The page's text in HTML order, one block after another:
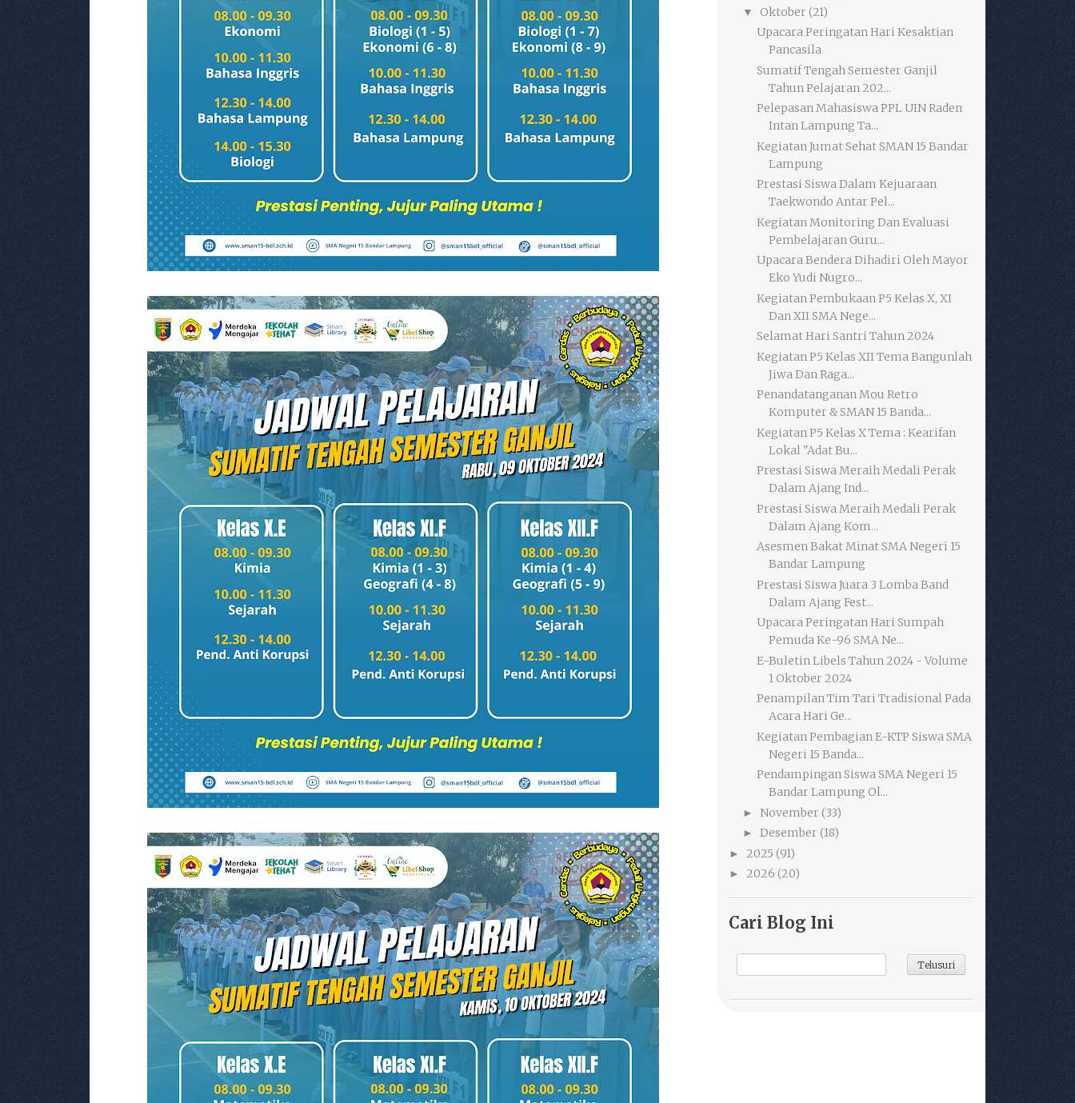
▼ Oktober (21)
Upacara Peringatan Hari Kesaktian
Pancasila
Sumatif Tengah Semester Ganjil
Tahun Pelajaran 202...
Pelepasan Mahasiswa PPL UIN Raden
Intan Lampung Ta...
Kegiatan Jumat Sehat SMAN 15 Bandar
Lampung
Prestasi Siswa Dalam Kejuaraan
Taekwondo Antar Pel...
Kegiatan Monitoring Dan Evaluasi
Pembelajaran Guru...
Upacara Bendera Dihadiri Oleh Mayor
Eko Yudi Nugro...
Kegiatan Pembukaan P5 Kelas X, XI
Dan XII SMA Nege...
Selamat Hari Santri Tahun 2024
Kegiatan P5 Kelas XII Tema Bangunlah
Jiwa Dan Raga...
Penandatanganan Mou Retro
Komputer & SMAN 15 Banda...
Kegiatan P5 Kelas X Tema : Kearifan
Lokal "Adat Bu...
Prestasi Siswa Meraih Medali Perak
Dalam Ajang Ind...
Prestasi Siswa Meraih Medali Perak
Dalam Ajang Kom...
Asesmen Bakat Minat SMA Negeri 15
Bandar Lampung
Prestasi Siswa Juara 3 Lomba Band
Dalam Ajang Fest...
Upacara Peringatan Hari Sumpah
Pemuda Ke-96 SMA Ne...
E-Buletin Libels Tahun 2024 - Volume
1 Oktober 2024
Penampilan Tim Tari Tradisional Pada
Acara Hari Ge...
Kegiatan Pembagian E-KTP Siswa SMA
Negeri 15 Banda...
Pendampingan Siswa SMA Negeri 15
Bandar Lampung Ol...
► November (33)
► Desember (18)
► 2025 (91)
► 2026 (20)
Cari Blog Ini